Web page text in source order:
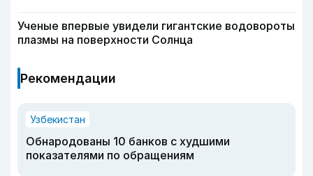
Ученые впервые увидели гигантские водовороты
плазмы на поверхности Солнца
Рекомендации
Узбекистан
Обнародованы 10 банков с худшими
показателями по обращениям